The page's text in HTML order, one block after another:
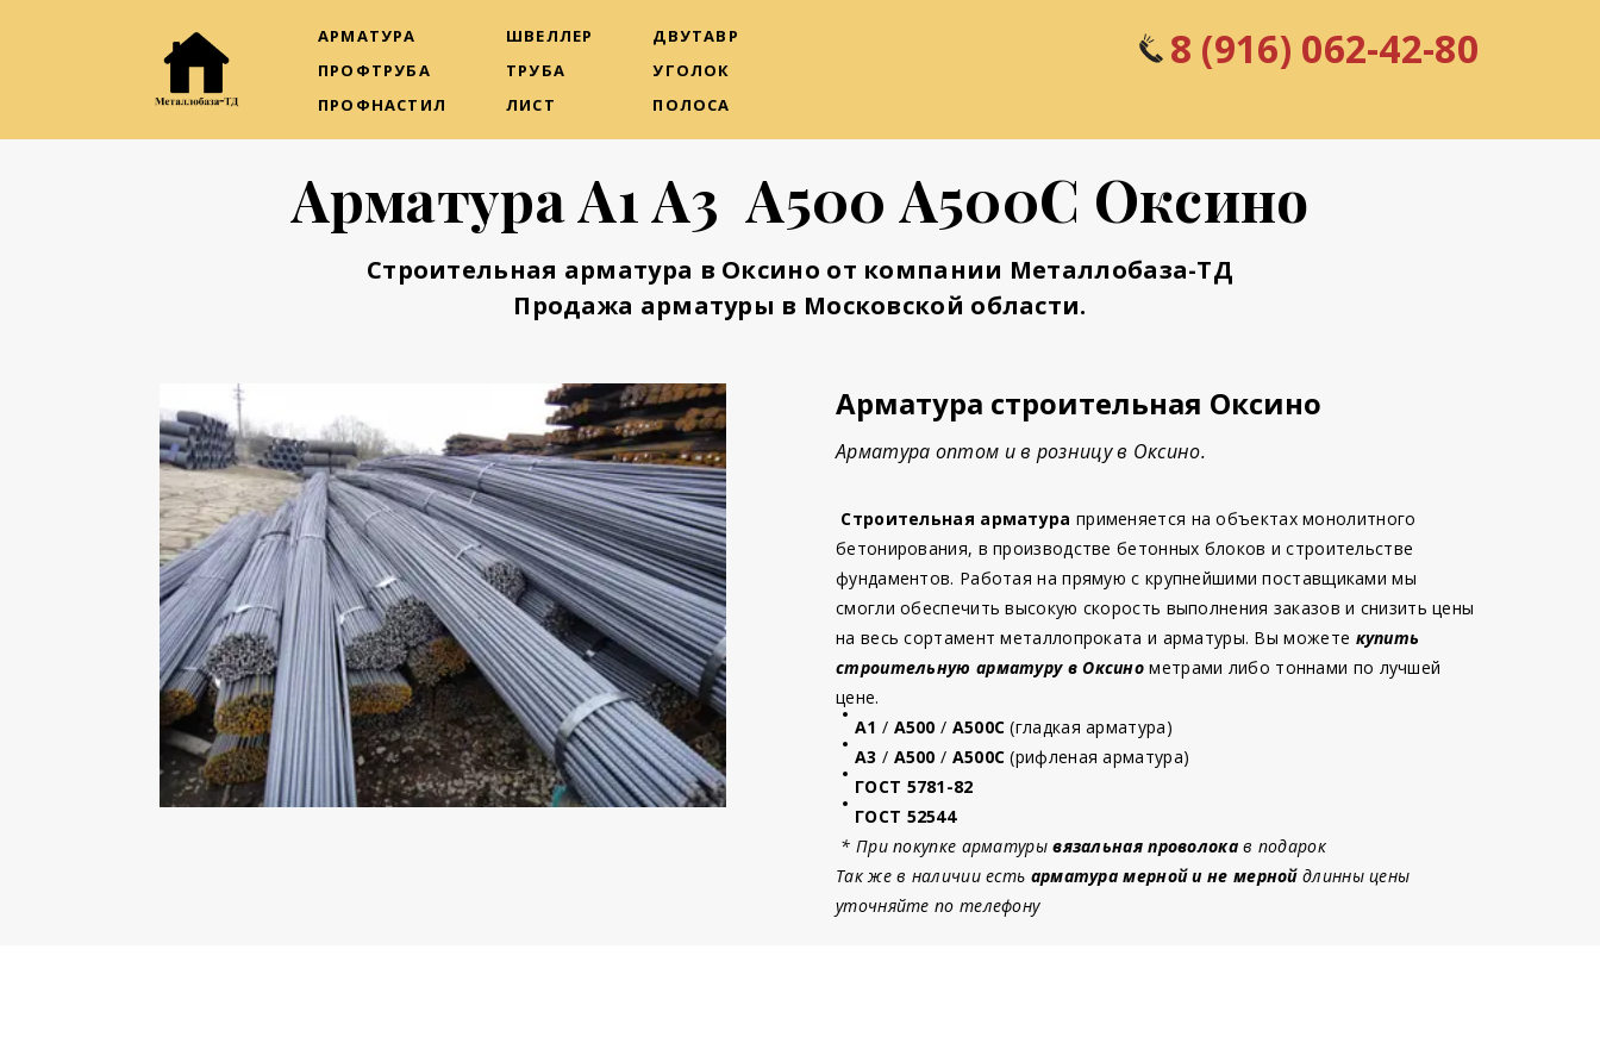
АРМАТУРА
ПРОФТРУБА
ПРОФНАСТИЛ
ШВЕЛЛЕР
ТРУБА
ЛИСТ
ДВУТАВР
УГОЛОК
ПОЛОСА
8 (916) 062-42-80
Арматура А1 А3 А500 А500С Оксино
Строительная арматура в Оксино от компании Металлобаза-ТД
Продажа арматуры в Московской области.
Арматура строительная Оксино
Арматура оптом и в розницу в Оксино.
Строительная арматура применяется на объектах монолитного
бетонирования, в производстве бетонных блоков и строительстве
фундаментов. Работая на прямую с крупнейшими поставщиками мы
смогли обеспечить высокую скорость выполнения заказов и снизить цены
на весь сортамент металлопроката и арматуры. Вы можете купить
строительную арматуру в Оксинометрами либо тоннами по лучшей
цене.
А1 / А500 / А500С (гладкая арматура)
А3 / А500 / А500С (рифленая арматура)
ГОСТ 5781-82
ГОСТ 52544
* При покупке арматурывязальная проволокав подарок
Так же в наличии есть арматура мерной и не мернойдлинны цены
уточняйте по телефону